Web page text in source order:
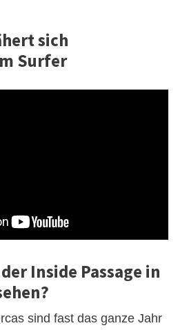
sich
Surfer
Inside Passage in
sind fast das ganze Jahr